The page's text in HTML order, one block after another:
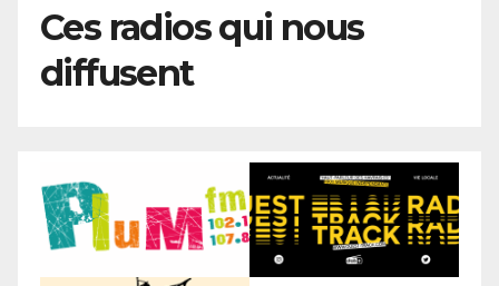
Ces radios qui nous
diffusent